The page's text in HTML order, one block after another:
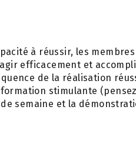
à réussir, les membres
efficacement et
de la réalisation
stimulante
semaine et la